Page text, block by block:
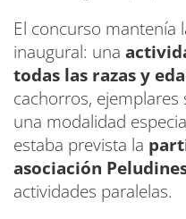
El concurso mantenía
inaugural: una
todas las razas y
cachorros,
una modalidad
estaba prevista la
asociación
actividades paralelas.